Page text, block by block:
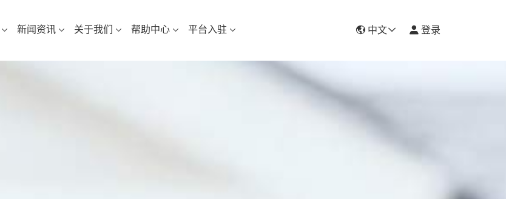
新闻资讯 关于我们 帮助中心 平台入驻 中文 登录